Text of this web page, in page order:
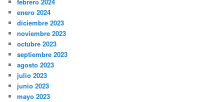
febrero 2024
enero 2024
diciembre 2023
noviembre 2023
octubre 2023
septiembre 2023
agosto 2023
julio 2023
junio 2023
mayo 2023